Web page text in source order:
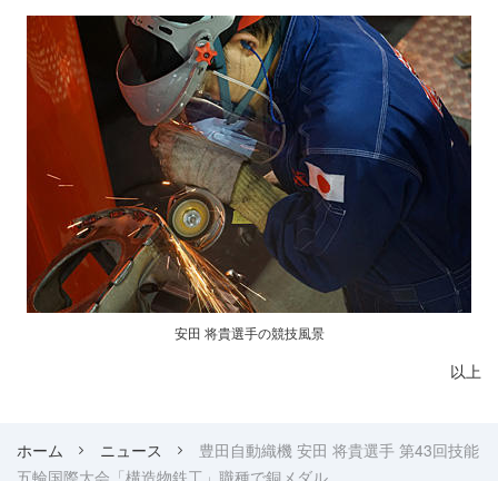
安田 将貴選手の競技風景
以上
ホーム ニュース
豊田自動織機 安田 将貴選手 第43回技能
五輪国際大会「構造物鉄工」職種で銅メダル